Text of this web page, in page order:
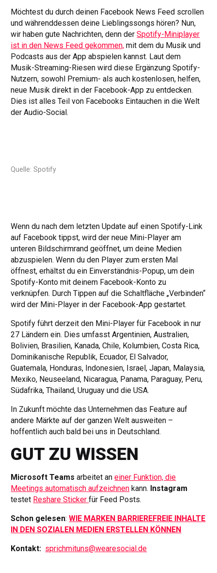
Möchtest du durch deinen Facebook News Feed scrollen
und währenddessen deine Lieblingssongs hören? Nun,
wir haben gute Nachrichten, denn derSpotify-Miniplayer
ist in den News Feed gekommen, mit dem du Musik und
Podcasts aus der App abspielen kannst. Laut dem
Musik-Streaming-Riesen wird diese Ergänzung Spotify-
Nutzern, sowohl Premium- als auch kostenlosen, helfen,
neue Musik direkt in der Facebook-App zu entdecken.
Dies ist alles Teil von Facebooks Eintauchen in die Welt
der Audio-Social.
Quelle: Spotify
Wenn du nach dem letzten Update auf einen Spotify-Link
auf Facebook tippst, wird der neue Mini-Player am
unteren Bildschirmrand geöffnet, um deine Medien
abzuspielen. Wenn du den Player zum ersten Mal
öffnest, erhältst du ein Einverständnis-Popup, um dein
Spotify-Konto mit deinem Facebook-Konto zu
verknüpfen. Durch Tippen auf die Schaltfläche „Verbinden“
wird der Mini-Player in der Facebook-App gestartet.
Spotify führt derzeit den Mini-Player für Facebook in nur
27 Ländern ein. Dies umfasst Argentinien, Australien,
Bolivien, Brasilien, Kanada, Chile, Kolumbien, Costa Rica,
Dominikanische Republik, Ecuador, El Salvador,
Guatemala, Honduras, Indonesien, Israel, Japan, Malaysia,
Mexiko, Neuseeland, Nicaragua, Panama, Paraguay, Peru,
Südafrika, Thailand, Uruguay und die USA.
In Zukunft möchte das Unternehmen das Feature auf
andere Märkte auf der ganzen Welt ausweiten –
hoffentlich auch bald bei uns in Deutschland.
GUT ZU WISSEN
Microsoft Teams arbeitet aneiner Funktion, die
Meetings automatisch aufzeichnen kann. Instagram
testet Reshare Stickerfür Feed Posts.
Schon gelesen:WIE MARKEN BARRIEREFREIE INHALTE
IN DEN SOZIALEN MEDIEN ERSTELLEN KÖNNEN
Kontakt: sprichmituns@wearesocial.de